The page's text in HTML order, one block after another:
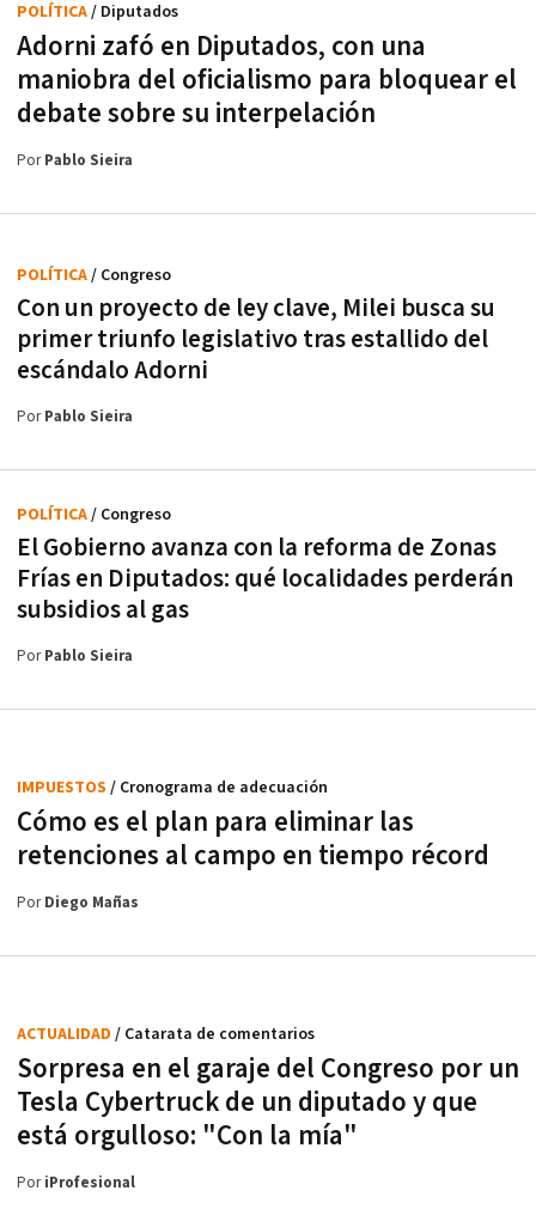
Adorni zafó en Diputados, con una
maniobra del oficialismo para bloquear el
debate sobre su interpelación
POLÍTICA/ Diputados
PorPablo Sieira
Con un proyecto de ley clave, Milei busca su
primer triunfo legislativo tras estallido del
escándalo Adorni
POLÍTICA/ Congreso
PorPablo Sieira
El Gobierno avanza con la reforma de Zonas
Frías en Diputados: qué localidades perderán
subsidios al gas
POLÍTICA/ Congreso
PorPablo Sieira
Cómo es el plan para eliminar las
retenciones al campo en tiempo récord
IMPUESTOS / Cronograma de adecuación
PorDiego Mañas
Sorpresa en el garaje del Congreso por un
Tesla Cybertruck de un diputado y que
está orgulloso: "Con la mía"
ACTUALIDAD / Catarata de comentarios
PoriProfesional